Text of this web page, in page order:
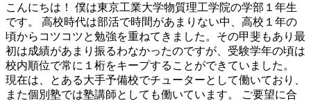
こんにちは！ 僕は東京工業大学物質理工学院の学部１年生
です。 高校時代は部活で時間があまりない中、高校１年の
頃からコツコツと勉強を重ねてきました。その甲斐もあり最
初は成績があまり振るわなかったのですが、受験学年の頃は
校内順位で常に１桁をキープすることができていました。
現在は、とある大手予備校でチューターとして働いており、
また個別塾では塾講師としても働いています。 ご要望に合